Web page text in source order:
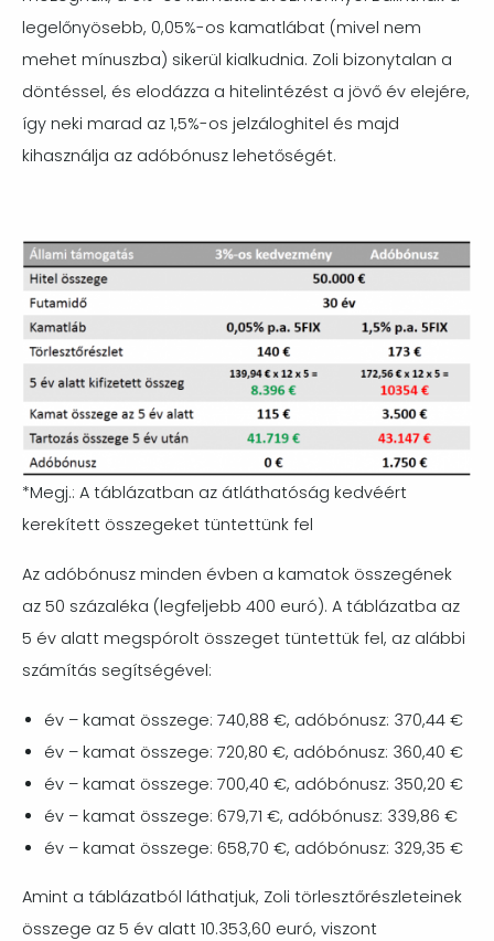
legelőnyösebb, 0,05%-os kamatlábat (mivel nem
mehet mínuszba) sikerül kialkudnia. Zoli bizonytalan a
döntéssel, és elodázza a hitelintézést a jövő év elejére,
így neki marad az 1,5%-os jelzáloghitel és majd
kihasználja az adóbónusz lehetőségét.
Image
*Megj.: A táblázatban az átláthatóság kedvéért
kerekített összegeket tüntettünk fel
Az adóbónusz minden évben a kamatok összegének
az 50 százaléka (legfeljebb 400 euró). A táblázatba az
5 év alatt megspórolt összeget tüntettük fel, az alábbi
számítás segítségével:
év – kamat összege: 740,88 €, adóbónusz: 370,44 €
év – kamat összege: 720,80 €, adóbónusz: 360,40 €
év – kamat összege: 700,40 €, adóbónusz: 350,20 €
év – kamat összege: 679,71 €, adóbónusz: 339,86 €
év – kamat összege: 658,70 €, adóbónusz: 329,35 €
Amint a táblázatból láthatjuk, Zoli törlesztőrészleteinek
összege az 5 év alatt 10.353,60 euró, viszont